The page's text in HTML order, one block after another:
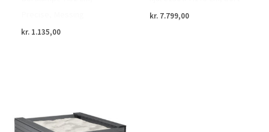
kr. 1.135,00
kr. 7.799,00